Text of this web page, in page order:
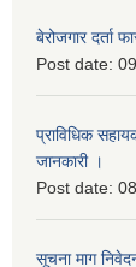
बेरोजगार दर्ता
Post date:
प्राविधिक
जानकारी ।
Post date:
सूचना माग